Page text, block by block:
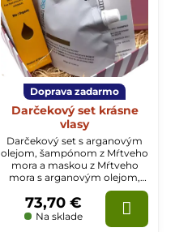
Doprava zadarmo
Darčekový set krásne
vlasy
Darčekový set s arganovým
olejom, šampónom z Mŕtveho
mora a maskou z Mŕtveho
mora s arganovým olejom,
ktorý určite poteší a zaujme.
Urobte radosť sebe a svojej
pleti a vlasom.
Na sklade
73,70 €